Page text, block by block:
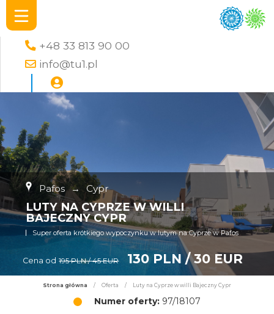
+48 33 813 90 00
info@tu1.pl
Pafos → Cypr
LUTY NA CYPRZE W WILLI
BAJECZNY CYPR
Super oferta krótkiego wypoczynku w lutym na Cyprze w Pafos
Cena od 195 PLN / 45 EUR 130 PLN / 30 EUR
Strona główna / Oferta / Luty na Cyprze w willi Bajeczny Cypr
Numer oferty: 97/18107